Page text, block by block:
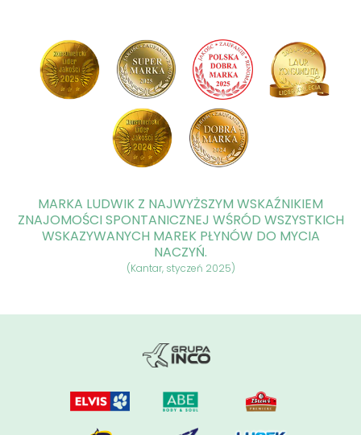
MARKA LUDWIK Z NAJWYŻSZYM WSKAŹNIKIEM
ZNAJOMOŚCI SPONTANICZNEJ WŚRÓD WSZYSTKICH
WSKAZYWANYCH MAREK PŁYNÓW DO MYCIA
NACZYŃ.
(Kantar, styczeń 2025)